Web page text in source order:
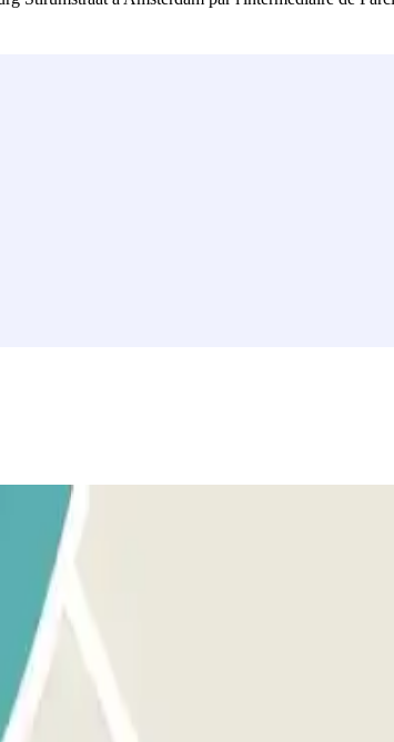
le bouton prévu pour ouvrir l'entrée. Assurez-vous
bouton pour ouvrir la sortie et les portes piétonnes,
devrez payer le montant additionnel via